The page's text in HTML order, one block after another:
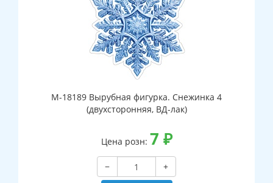
М-18189 Вырубная фигурка. Снежинка 4
(двухсторонняя, ВД-лак)
Цена розн: 7 ₽
−
+